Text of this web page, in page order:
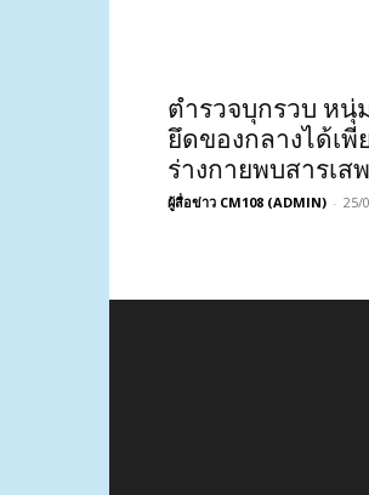
ตำรวจบุกรวบ ห
ยึดของกลางได้เ
ร่างกายพบสารเส
ผู้สื่อข่าว CM108 (ADMIN) - 25/